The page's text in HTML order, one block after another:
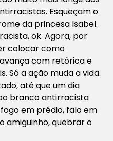
Esqueçam o
da princesa Isabel.
ok. Agora, por
colocar como
com retórica e
Só a ação muda a vida.
até que um dia
branco antirracista
em prédio, falo em
amiguinho, quebrar o